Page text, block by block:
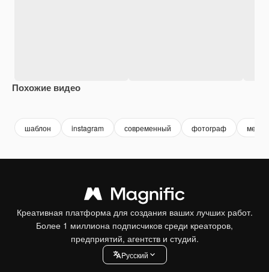
Похожие видео
шаблон instagram современный фотограф медиа
Креативная платформа для создания ваших лучших работ.
Более 1 миллиона подписчиков среди креаторов,
предприятий, агентств и студий.
Pусский